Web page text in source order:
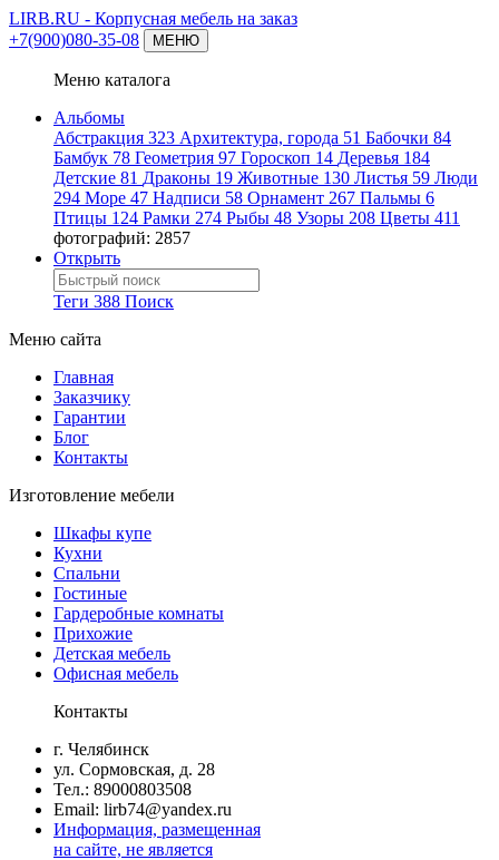
LIRB.RU - Корпусная мебель на заказ
+7(900)080-35-08
МЕНЮ
Меню каталога
Альбомы
Абстракция 323 Архитектура, города 51 Бабочки 84
Бамбук 78 Геометрия 97 Гороскоп 14 Деревья 184
Детские 81 Драконы 19 Животные 130 Листья 59 Люди
294 Море 47 Надписи 58 Орнамент 267 Пальмы 6
Птицы 124 Рамки 274 Рыбы 48 Узоры 208 Цветы 411
фотографий: 2857
Открыть
Теги 388 Поиск
Меню сайта
Главная
Заказчику
Гарантии
Блог
Контакты
Изготовление мебели
Шкафы купе
Кухни
Спальни
Гостиные
Гардеробные комнаты
Прихожие
Детская мебель
Офисная мебель
Контакты
г. Челябинск
ул. Сормовская, д. 28
Тел.: 89000803508
Email: lirb74@yandex.ru
Информация, размещенная
на сайте, не является